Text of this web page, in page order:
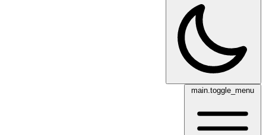
main.toggle_menu